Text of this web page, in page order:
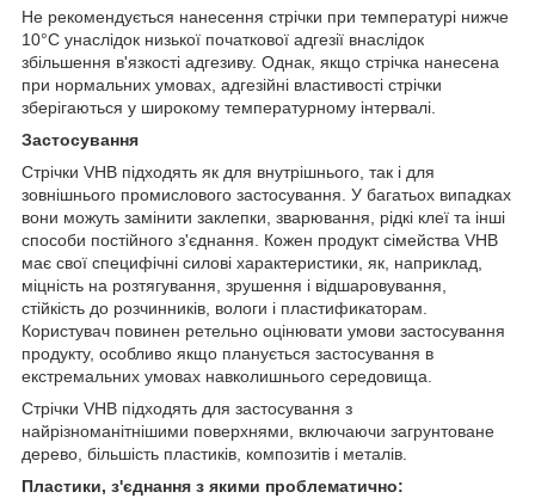
Не рекомендується нанесення стрічки при температурі нижче
10°C унаслідок низької початкової адгезії внаслідок
збільшення в'язкості адгезиву. Однак, якщо стрічка нанесена
при нормальних умовах, адгезійні властивості стрічки
зберігаються у широкому температурному інтервалі.
Застосування
Стрічки VHB підходять як для внутрішнього, так і для
зовнішнього промислового застосування. У багатьох випадках
вони можуть замінити заклепки, зварювання, рідкі клеї та інші
способи постійного з'єднання. Кожен продукт сімейства VHB
має свої специфічні силові характеристики, як, наприклад,
міцність на розтягування, зрушення і відшаровування,
стійкість до розчинників, вологи і пластификаторам.
Користувач повинен ретельно оцінювати умови застосування
продукту, особливо якщо планується застосування в
екстремальних умовах навколишнього середовища.
Стрічки VHB підходять для застосування з
найрізноманітнішими поверхнями, включаючи загрунтоване
дерево, більшість пластиків, композитів і металів.
Пластики, з'єднання з якими проблематично: